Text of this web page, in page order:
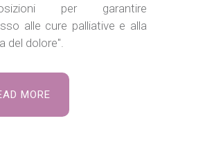
per garantire
alle cure palliative e alla
del dolore".
MORE